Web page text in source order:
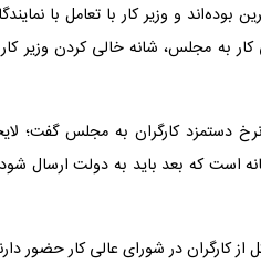
و وزیر کار با تعامل با
کار به مجلس، شانه خالی کردن وزیر کار
دستمزد کارگران به مجلس گفت؛
است که بعد باید به دولت ارسال
کارگران در شورای عالی کار حضور